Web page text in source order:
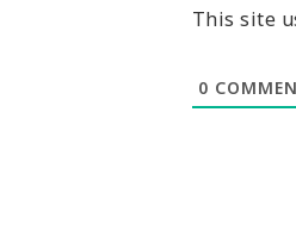
This site
0